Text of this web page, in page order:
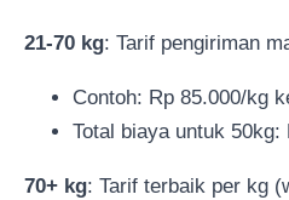
21-70 kg: Tarif pengiriman
Contoh: Rp 85.000/kg
Total biaya untuk 50kg:
70+ kg: Tarif terbaik per kg